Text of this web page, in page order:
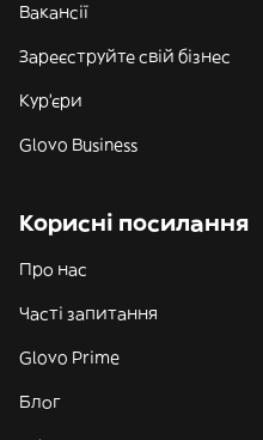
Вакансії
Зареєструйте свій бізнес
Кур'єри
Glovo Business
Корисні посилання
Про нас
Часті запитання
Glovo Prime
Блог